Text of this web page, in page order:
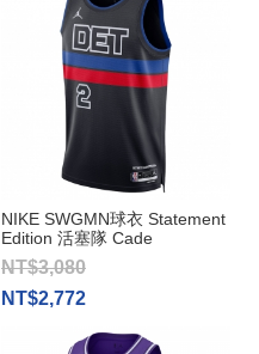
NIKE SWGMN球衣 Statement
Edition 活塞隊 Cade
Cunningham
NT$3,080
NT$2,772